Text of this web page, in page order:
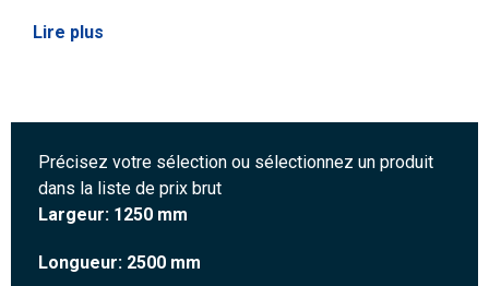
Lire plus
Précisez votre sélection ou sélectionnez un produit
dans la liste de prix brut
Largeur: 1250 mm
Longueur: 2500 mm